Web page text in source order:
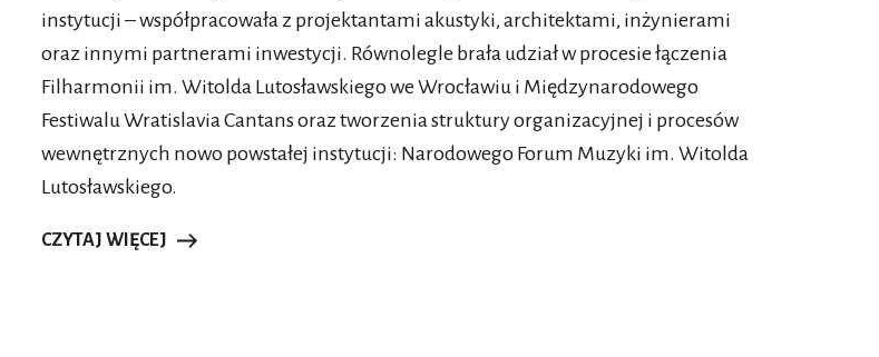
instytucji – współpracowała z projektantami akustyki, architektami, inżynierami
oraz innymi partnerami inwestycji. Równolegle brała udział w procesie łączenia
Filharmonii im. Witolda Lutosławskiego we Wrocławiu i Międzynarodowego
Festiwalu Wratislavia Cantans oraz tworzenia struktury organizacyjnej i procesów
wewnętrznych nowo powstałej instytucji: Narodowego Forum Muzyki im. Witolda
Lutosławskiego.
CZYTAJ WIĘCEJ